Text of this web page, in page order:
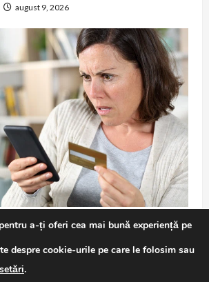
august 9, 2026
escrocheria „vishing” se
îți pot fi golite conturile prin
august 9, 2026
a-ți oferi cea mai bună experiență pe
despre cookie-urile pe care le folosim sau
setări.